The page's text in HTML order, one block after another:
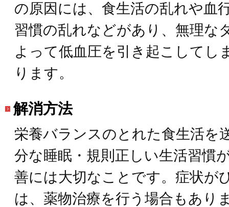
の原因には、食生活の乱れや血
習慣の乱れなどがあり、無理な
よって低血圧を引き起こしてし
ります。
解消方法
栄養バランスのとれた食生活を
分な睡眠・規則正しい生活習慣
善には大切なことです。症状が
は、薬物治療を行う場合もあり